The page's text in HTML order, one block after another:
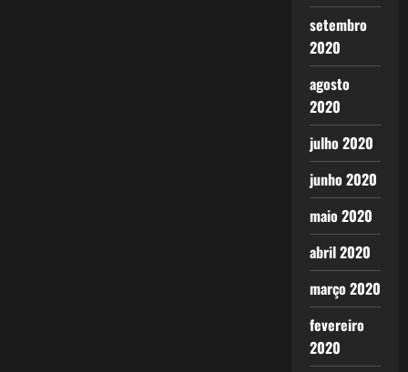
setembro
2020
agosto
2020
julho 2020
junho 2020
maio 2020
abril 2020
março 2020
fevereiro
2020